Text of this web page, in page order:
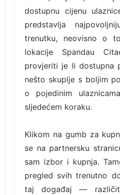
dostupnu cijenu
predstavlja
trenutku, neovisno o
lokacije Spandau
provjeriti je li dostupna
nešto skuplje s boljim
o pojedinim
sljedećem koraku.
Klikom na gumb za
se na partnersku
sam izbor i kupnja.
pregled svih trenutno
taj događaj —